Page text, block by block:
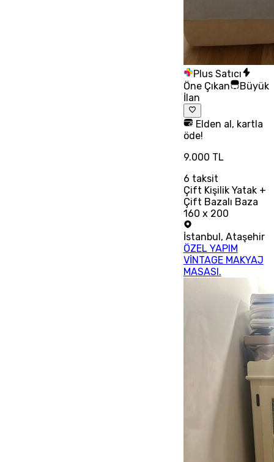
Plus Satıcı
Öne Çıkan
Büyük
İlan
Elden al, kartla
öde!
9.000 TL
6 taksit
Çift Kişilik Yatak +
Çift Bazalı Baza
160 x 200
İstanbul, Ataşehir
ÖZEL YAPIM
VİNTAGE MAKYAJ
MASASI.